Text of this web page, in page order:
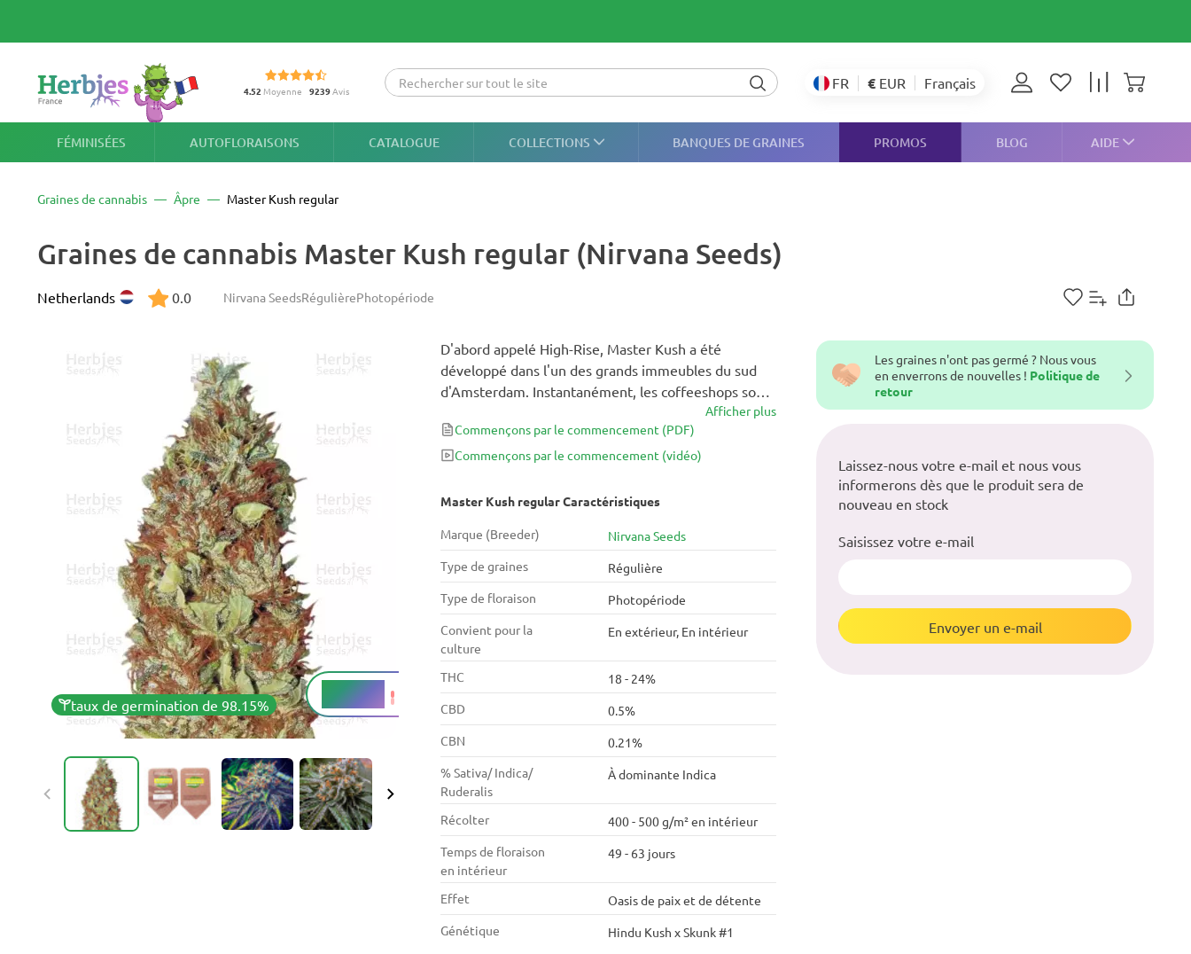
4.52 Moyenne 9239Avis FR € EUR Français
FÉMINISÉES AUTOFLORAISONS CATALOGUE COLLECTIONS BANQUES DE GRAINES PROMOS BLOG AIDE
Graines de cannabis Âpre Master Kush regular
taux de germination de 98.15%
18 - 24%
THC
Graines de cannabis Master Kush regular (Nirvana Seeds)
Nirvana SeedsRégulièrePhotopériode
Netherlands 0.0
Master Kush regular Caractéristiques
Marque (Breeder)
Nirvana Seeds
Type de graines
Régulière
Type de floraison
Photopériode
Convient pour la
culture
En extérieur, En intérieur
THC
18 - 24%
CBD
0.5%
CBN
0.21%
% Sativa/ Indica/
Ruderalis
À dominante Indica
Récolter
400 - 500 g/m² en intérieur
Temps de floraison
en intérieur
49 - 63 jours
Effet
Oasis de paix et de détente
Génétique
Hindu Kush x Skunk #1
D'abord appelé High-Rise, Master Kush a été
développé dans l'un des grands immeubles du sud
d'Amsterdam. Instantanément, les coffeeshops sont
tombés amoureux de ce nouveau tétraploïde spécial.
Grâce à la demande populaire, cet hybride Hindu
Kush / skunk a été stabilisé et commercialisé.
Afficher plus
Commençons par le commencement (PDF)
Commençons par le commencement (vidéo)
Les graines n'ont pas germé ? Nous vous
en enverrons de nouvelles ! Politique de
retour
Laissez-nous votre e-mail et nous vous
informerons dès que le produit sera de
nouveau en stock
Saisissez votre e-mail
Envoyer un e-mail